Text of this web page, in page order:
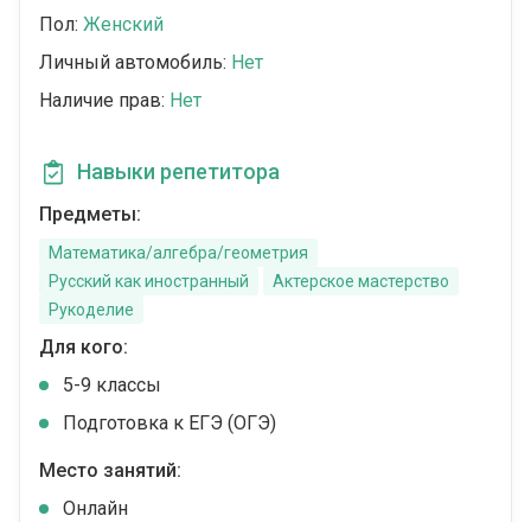
Пол: Женский
Личный автомобиль: Нет
Наличие прав: Нет
Навыки репетитора
Предметы:
Математика/алгебра/геометрия
Русский как иностранный
Актерское мастерство
Рукоделие
Для кого:
5-9 классы
Подготовка к ЕГЭ (ОГЭ)
Место занятий:
Онлайн